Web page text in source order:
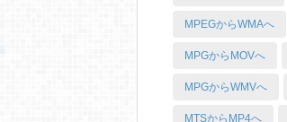
MPEGからWMAへ
MPGからMOVへ
MPGからWMVへ
MTSからMP4へ